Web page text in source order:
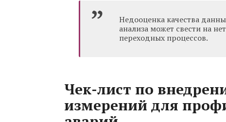
Недооценка качества
анализа может свести на
переходных процессов.
Чек-лист по
измерений для